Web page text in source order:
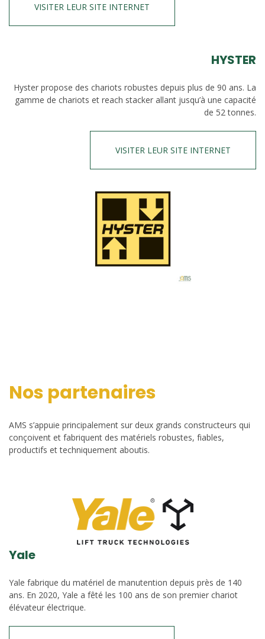
VISITER LEUR SITE INTERNET
HYSTER
Hyster propose des chariots robustes depuis plus de 90 ans. La
gamme de chariots et reach stacker allant jusqu’à une capacité
de 52 tonnes.
VISITER LEUR SITE INTERNET
Nos partenaires
AMS s’appuie principalement sur deux grands constructeurs qui
conçoivent et fabriquent des matériels robustes, fiables,
productifs et techniquement aboutis.
Yale
Yale fabrique du matériel de manutention depuis près de 140
ans. En 2020, Yale a fêté les 100 ans de son premier chariot
élévateur électrique.